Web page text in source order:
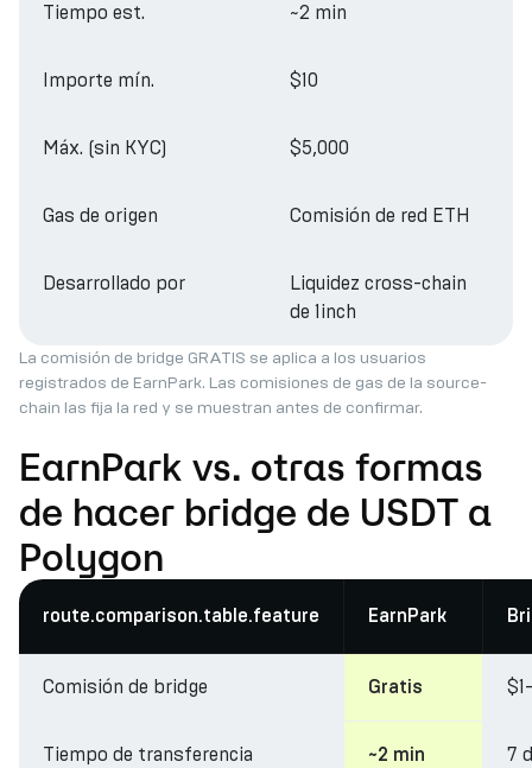
Tiempo est. ~2 min
Importe mín. $10
Máx. (sin KYC) $5,000
Gas de origen Comisión de red ETH
Desarrollado por
Liquidez cross-chain
de 1inch
La comisión de bridge GRATIS se aplica a los usuarios
registrados de EarnPark. Las comisiones de gas de la source-
chain las fija la red y se muestran antes de confirmar.
EarnPark vs. otras formas
de hacer bridge de USDT a
Polygon
route.comparison.table.feature EarnPark
Comisión de bridge Gratis
Tiempo de transferencia ~2 min 7